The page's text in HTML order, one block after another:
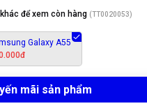
để xem còn hàng (TT0020053)
Galaxy A55
mãi sản phẩm